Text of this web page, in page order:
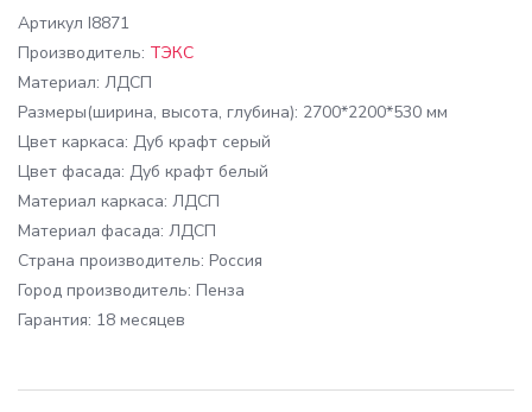
Артикул I8871
Производитель: ТЭКС
Материал: ЛДСП
Размеры(ширина, высота, глубина): 2700*2200*530 мм
Цвет каркаса: Дуб крафт серый
Цвет фасада: Дуб крафт белый
Материал каркаса: ЛДСП
Материал фасада: ЛДСП
Cтрана производитель: Россия
Город производитель: Пенза
Гарантия: 18 месяцев